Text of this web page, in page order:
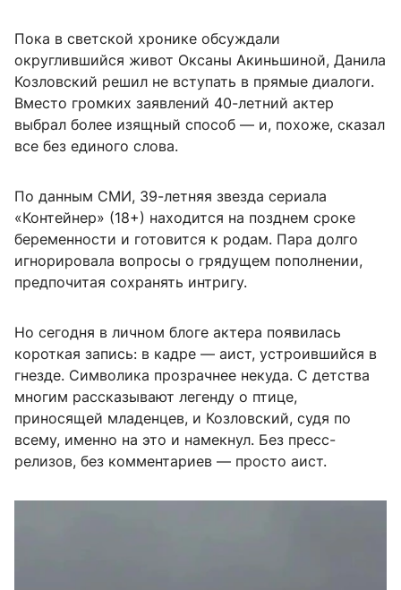
Пока в светской хронике обсуждали
округлившийся живот Оксаны Акиньшиной, Данила
Козловский решил не вступать в прямые диалоги.
Вместо громких заявлений 40-летний актер
выбрал более изящный способ — и, похоже, сказал
все без единого слова.
По данным СМИ, 39-летняя звезда сериала
«Контейнер» (18+) находится на позднем сроке
беременности и готовится к родам. Пара долго
игнорировала вопросы о грядущем пополнении,
предпочитая сохранять интригу.
Но сегодня в личном блоге актера появилась
короткая запись: в кадре — аист, устроившийся в
гнезде. Символика прозрачнее некуда. С детства
многим рассказывают легенду о птице,
приносящей младенцев, и Козловский, судя по
всему, именно на это и намекнул. Без пресс-
релизов, без комментариев — просто аист.